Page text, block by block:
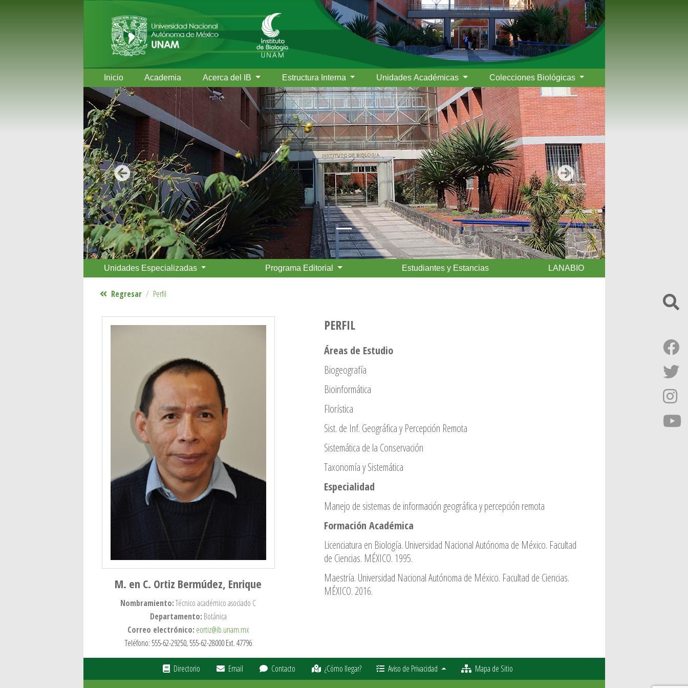
Inicio Academia Acerca del IB Estructura Interna Unidades Académicas Colecciones Biológicas
Anterior Siguiente
Unidades Especializadas Programa Editorial Estudiantes y Estancias LANABIO
Regresar Perfil
M. en C. Ortiz Bermúdez, Enrique
Nombramiento:Técnico académico asociado C
Departamento: Botánica
Correo electrónico: eortiz@ib.unam.mx
Teléfono: 555-62-29250, 555-62-28000 Ext. 47796
PERFIL
Áreas de Estudio
Biogeografía
Bioinformática
Florística
Sist. de Inf. Geográfica y Percepción Remota
Sistemática de la Conservación
Taxonomía y Sistemática
Especialidad
Manejo de sistemas de información geográfica y percepción remota
Formación Académica
Licenciatura en Biología. Universidad Nacional Autónoma de México. Facultad
de Ciencias. MÉXICO. 1995.
Maestría. Universidad Nacional Autónoma de México. Facultad de Ciencias.
MÉXICO. 2016.
Directorio Email Contacto ¿Cómo llegar? Aviso de Privacidad Mapa de Sitio